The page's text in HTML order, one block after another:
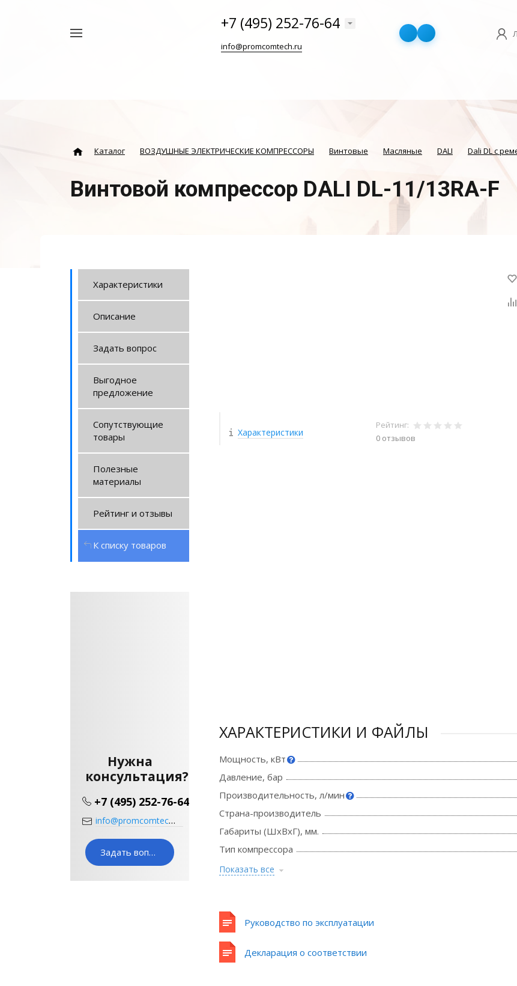
+7 (495) 252-76-64
info@promcomtech.ru
Каталог ВОЗДУШНЫЕ ЭЛЕКТРИЧЕСКИЕ КОМПРЕССОРЫ Винтовые Масляные DALI Dali DL с
Винтовой компрессор DALI DL-11/13RA-F
Характеристики
Описание
Задать вопрос
Выгодное
предложение
Сопутствующие
товары
Полезные
материалы
Рейтинг и отзывы
К списку товаров
Нужна
консультация?
+7 (495) 252-76-64
info@promcomtech.ru
Задать вопрос
Характеристики
Рейтинг:
0 отзывов
ХАРАКТЕРИСТИКИ И ФАЙЛЫ
Мощность, кВт
Давление, бар
Производительность, л/мин
Страна-производитель
Габариты (ШхВхГ), мм.
Тип компрессора
Показать все
Руководство по эксплуатации
Декларация о соответствии